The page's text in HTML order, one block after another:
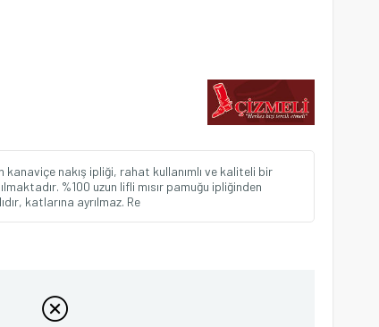
nakış ipliği, rahat kullanımlı ve kaliteli bir
%100 uzun lifli mısır pamuğu ipliğinden
katlarına ayrılmaz. Re